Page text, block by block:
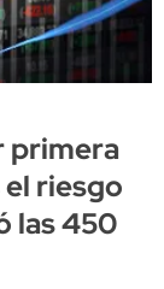
primera
riesgo
las 450